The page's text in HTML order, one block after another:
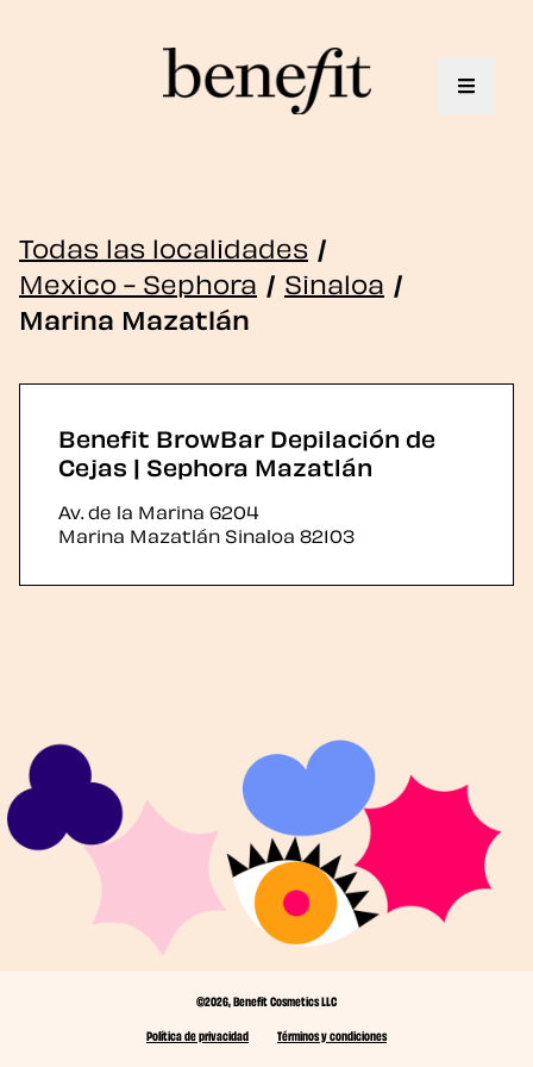
Toggle
Todas las localidades /
Mexico - Sephora / Sinaloa /
Marina Mazatlán
Benefit BrowBar Depilación de
Cejas | Sephora Mazatlán
Av. de la Marina 6204
Marina Mazatlán Sinaloa 82103
©2026, Benefit Cosmetics LLC
Política de privacidad
Términos y condiciones